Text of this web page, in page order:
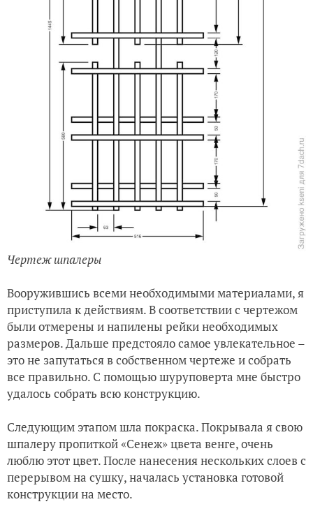
Чертеж шпалеры
Вооружившись всеми необходимыми материалами, я
приступила к действиям. В соответствии с чертежом
были отмерены и напилены рейки необходимых
размеров. Дальше предстояло самое увлекательное –
это не запутаться в собственном чертеже и собрать
все правильно. С помощью шуруповерта мне быстро
удалось собрать всю конструкцию.
Следующим этапом шла покраска. Покрывала я свою
шпалеру пропиткой «Сенеж» цвета венге, очень
люблю этот цвет. После нанесения нескольких слоев с
перерывом на сушку, началась установка готовой
конструкции на место.